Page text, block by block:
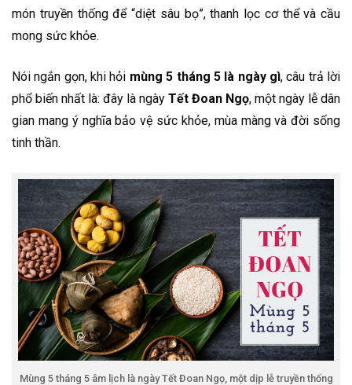
món truyền thống để “diệt sâu bọ”, thanh lọc cơ thể và cầu
mong sức khỏe.
Nói ngắn gọn, khi hỏi mùng 5 tháng 5 là ngày gì, câu trả lời
phổ biến nhất là: đây là ngày Tết Đoan Ngọ, một ngày lễ dân
gian mang ý nghĩa bảo vệ sức khỏe, mùa màng và đời sống
tinh thần.
Mùng 5 tháng 5 âm lịch là ngày Tết Đoan Ngọ, một dịp lễ truyền thống